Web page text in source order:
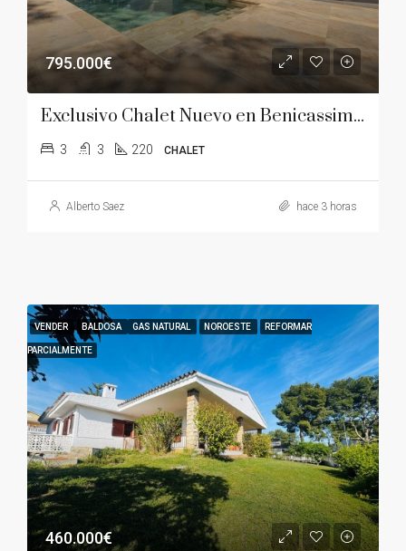
795.000€
Exclusivo Chalet Nuevo en Benicassim – Montornes
3 3 220 CHALET
Alberto Saez hace 3 horas
VENDER BALDOSA GAS NATURAL NOROESTE REFORMAR
PARCIALMENTE
460.000€